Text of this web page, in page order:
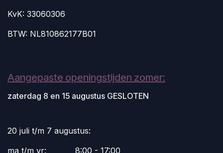
KvK: 33060306
BTW: NL810862177B01
Aangepaste openingstijden zomer:
zaterdag 8 en 15 augustus GESLOTEN
20 juli t/m 7 augustus:
ma t/m vr:
​8:00 - 17:00